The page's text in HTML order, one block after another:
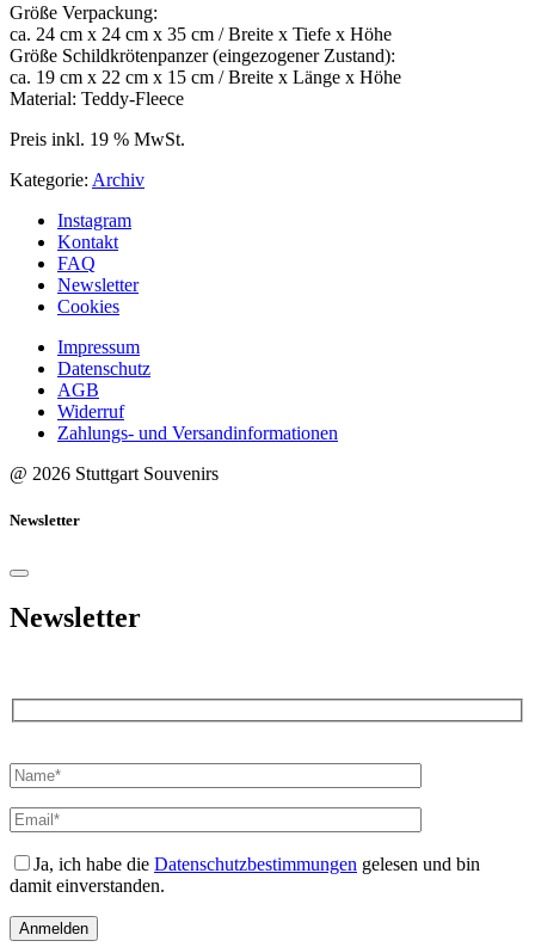
Größe Verpackung:
ca. 24 cm x 24 cm x 35 cm / Breite x Tiefe x Höhe
Größe Schildkrötenpanzer (eingezogener Zustand):
ca. 19 cm x 22 cm x 15 cm / Breite x Länge x Höhe
Material: Teddy-Fleece
Preis inkl. 19 % MwSt.
Kategorie: Archiv
Instagram
Kontakt
FAQ
Newsletter
Cookies
Impressum
Datenschutz
AGB
Widerruf
Zahlungs- und Versandinformationen
@ 2026 Stuttgart Souvenirs
Newsletter
Newsletter
lasse
Feld
leer.
Ja, ich habe die Datenschutzbestimmungen gelesen und bin
damit einverstanden.
Anmelden